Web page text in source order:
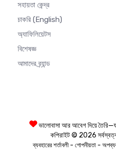
সহায়তা কেন্দ্র
চাকরি (English)
অ্যাফিলিয়েটস
বিশেষজ্ঞ
আমাদের ব্র্যান্ড
ভালোবাসা আর আবেগ দিয়ে
কপিরাইট © 2026
ব্যবহারের শর্তাবলী- গোপনীয়তা -